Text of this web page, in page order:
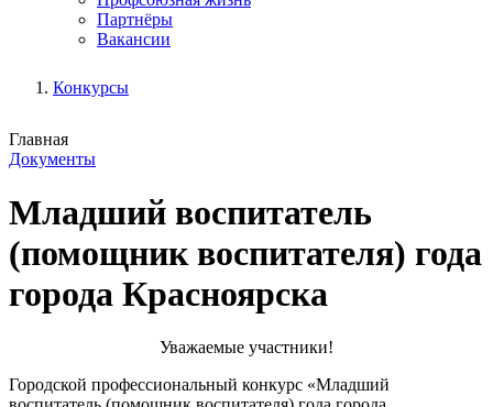
Партнёры
Вакансии
Конкурсы
Главная
Документы
Младший воспитатель
(помощник воспитателя) года
города Красноярска
Уважаемые участники!
Городской профессиональный конкурс «Младший